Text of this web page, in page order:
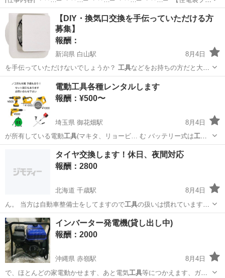
テック株式会社】 当社では、 自動車の情報を伝達する重要な役割を果
たしている、 ワイヤーハーネスの配線の分岐や接続を担うコネクタの
製造を成形・プ...
静岡 御殿場市 工場
【DIY・換気口交換を手伝っていただける方
募集】
報酬：
新潟県 白山駅
8月4日
を手伝っていただけないでしょうか？ 工具などをお持ちの方だと大変
助かります。 …
新潟 新潟市 白山駅 手伝って/助けて
電動工具各種レンタルします
報酬：¥500〜
埼玉県 御花畑駅
8月4日
が所有している電動工具(マキタ、リョービ… む バッテリー式は工具
つにつき、1個付… (ホームセンターの工具レンタルですと、ビ…
御花畑駅 貸したい
タイヤ交換します！休日、夜間対応
報酬：2800
北海道 千歳駅
8月4日
ん。 当方は自動車整備士をしてますので工具の扱いは慣れています。
ジャッキとトルク…
北海道 千歳市 手伝いたい/助けたい
インバーター発電機(貸し出し中)
報酬：2000
沖縄県 赤嶺駅
8月4日
で、ほとんどの家電動かせます、あと電気工具等につかえます、ガソ